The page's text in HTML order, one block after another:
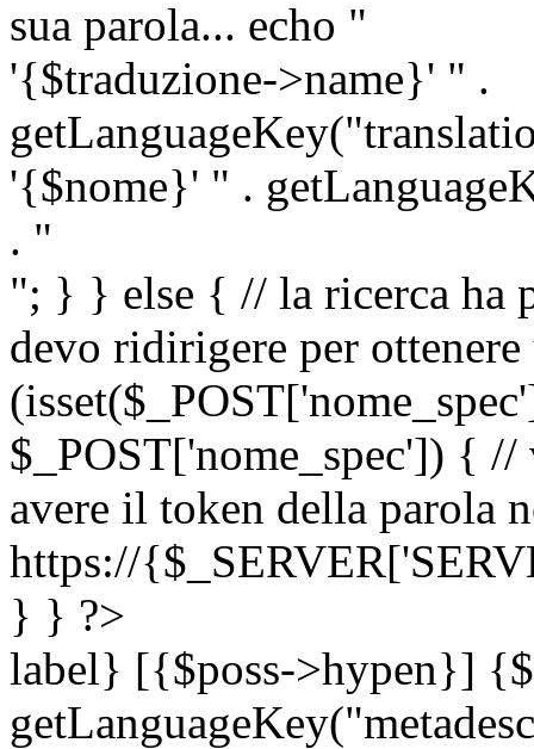
sua parola... echo "
'{$traduzione->name}' " .
'{$nome}' " .
. "
"; } } else { // la ricerca ha
devo ridirigere per
$_POST['nome_spec']) {
avere il token della parola
https://
} } ?>
label} [{$poss->hypen}]